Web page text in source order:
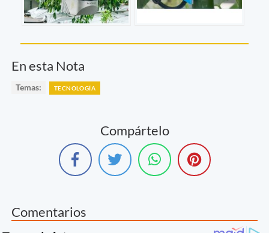
En esta Nota
Temas: TECNOLOGÍA
Compártelo
Comentarios